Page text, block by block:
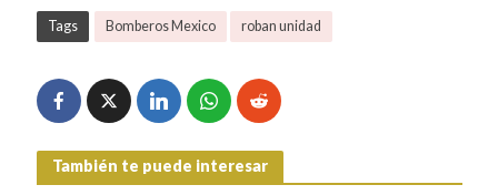
Tags Bomberos Mexico roban unidad
También te puede interesar